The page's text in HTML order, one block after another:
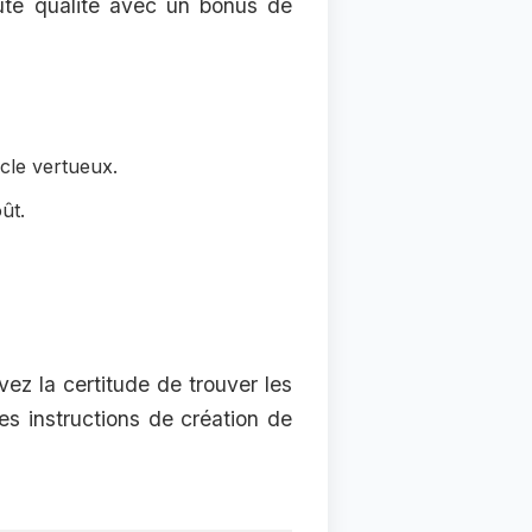
qualité avec un bonus de
vertueux.
la certitude de trouver les
instructions de création de